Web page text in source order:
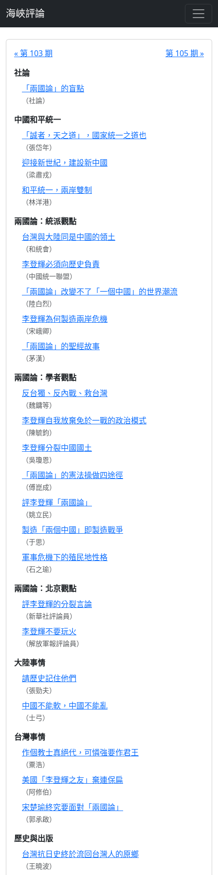
海峽評論
« 第 103 期
第 105 期 »
社論
「兩國論」的盲點
（社論）
中國和平統一
「誠者，天之道」，國家統一之道也
（張岱年）
迎接新世紀，建設新中國
（梁肅戎）
和平統一，兩岸雙制
（林洋港）
兩國論：統派觀點
台灣與大陸同是中國的領土
（和統會）
李登輝必須向歷史負責
（中國統一聯盟）
「兩國論」改變不了「一個中國」的世界潮流
（陸白烈）
李登輝為何製造兩岸危機
（宋峨卿）
「兩國論」的聖經故事
（茅漢）
兩國論：學者觀點
反台獨、反內戰、救台灣
（魏鏞等）
李登輝自我放棄免於一戰的政治模式
（陳毓鈞）
李登輝分裂中國國土
（吳瓊恩）
「兩國論」的憲法操做四途徑
（傅崑成）
評李登輝「兩國論」
（姚立民）
製造「兩個中國」即製造戰爭
（于思）
軍事危機下的殖民地性格
（石之瑜）
兩國論：北京觀點
評李登輝的分裂言論
（新華社評論員）
李登輝不要玩火
（解放軍報評論員）
大陸事情
請歷史記住他們
（張勁夫）
中國不能軟，中國不能亂
（士弓）
台灣事情
作個教士真絕代，可憐強要作君王
（粟浩）
美國「李登輝之友」棄連保扁
（阿修伯）
宋楚瑜終究要面對「兩國論」
（郭承啟）
歷史與出版
台灣抗日史終於流回台灣人的原鄉
（王曉波）